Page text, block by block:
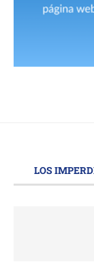
LOS